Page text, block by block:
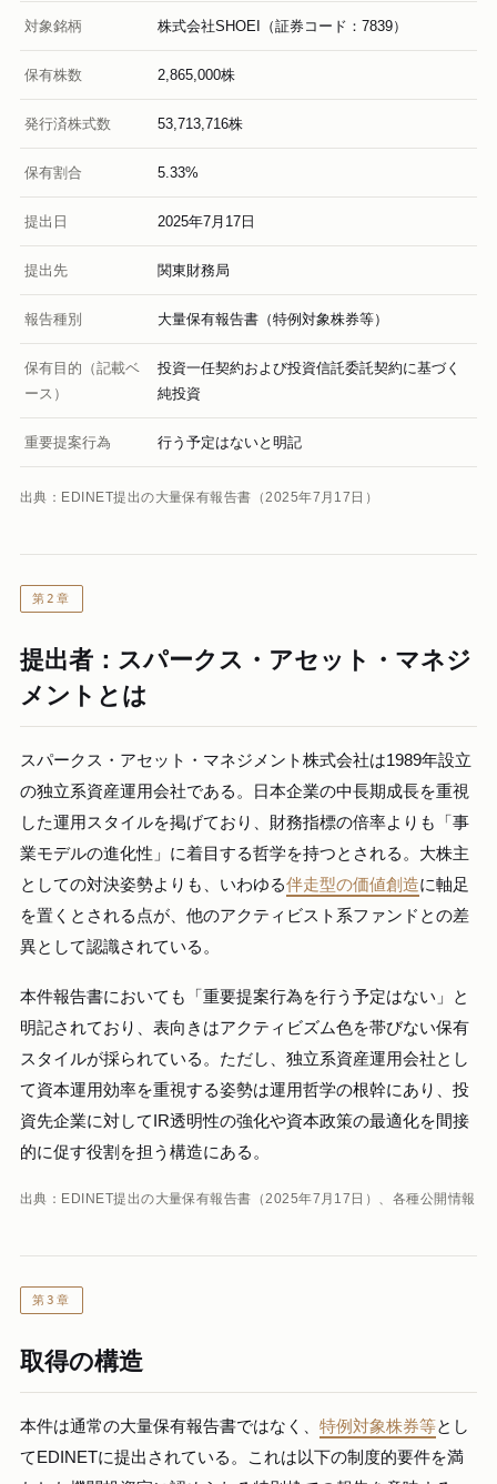
対象銘柄 株式会社SHOEI（証券コード：7839）
保有株数 2,865,000株
発行済株式数 53,713,716株
保有割合 5.33%
提出日 2025年7月17日
提出先 関東財務局
報告種別 大量保有報告書（特例対象株券等）
保有目的（記載ベ
ース）
投資一任契約および投資信託委託契約に基づく
純投資
重要提案行為 行う予定はないと明記
出典：EDINET提出の大量保有報告書（2025年7月17日）
第2章
提出者：スパークス・アセット・マネジ
メントとは
スパークス・アセット・マネジメント株式会社は1989年設立
の独立系資産運用会社である。日本企業の中長期成長を重視
した運用スタイルを掲げており、財務指標の倍率よりも「事
業モデルの進化性」に着目する哲学を持つとされる。大株主
としての対決姿勢よりも、いわゆる伴走型の価値創造に軸足
を置くとされる点が、他のアクティビスト系ファンドとの差
異として認識されている。
本件報告書においても「重要提案行為を行う予定はない」と
明記されており、表向きはアクティビズム色を帯びない保有
スタイルが採られている。ただし、独立系資産運用会社とし
て資本運用効率を重視する姿勢は運用哲学の根幹にあり、投
資先企業に対してIR透明性の強化や資本政策の最適化を間接
的に促す役割を担う構造にある。
出典：EDINET提出の大量保有報告書（2025年7月17日）、各種公開情報
第3章
取得の構造
本件は通常の大量保有報告書ではなく、 特例対象株券等とし
てEDINETに提出されている。これは以下の制度的要件を満